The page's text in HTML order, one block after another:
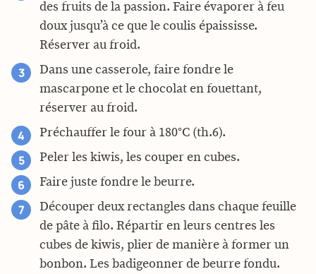
des fruits de la passion. Faire évaporer à feu
doux jusqu’à ce que le coulis épaississe.
Réserver au froid.
Dans une casserole, faire fondre le
mascarpone et le chocolat en fouettant,
réserver au froid.
Préchauffer le four à 180°C (th.6).
Peler les kiwis, les couper en cubes.
Faire juste fondre le beurre.
Découper deux rectangles dans chaque feuille
de pâte à filo. Répartir en leurs centres les
cubes de kiwis, plier de manière à former un
bonbon. Les badigeonner de beurre fondu.